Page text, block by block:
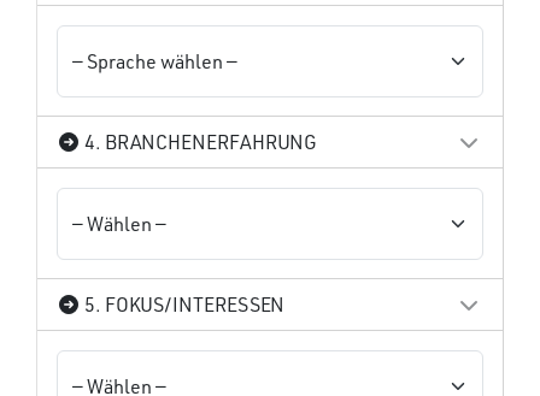
4. BRANCHENERFAHRUNG
5. FOKUS/INTERESSEN